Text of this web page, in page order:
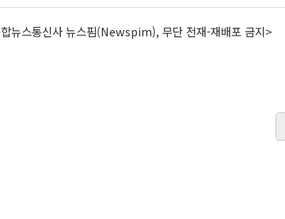
뉴스통신사 뉴스핌(Newspim), 무단 전재-재배포 금지>